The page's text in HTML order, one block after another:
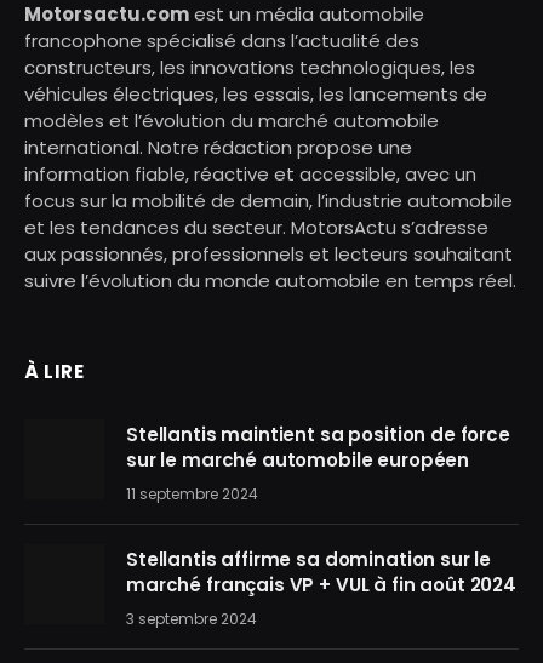
Motorsactu.comest un média automobile
francophone spécialisé dans l’actualité des
constructeurs, les innovations technologiques, les
véhicules électriques, les essais, les lancements de
modèles et l’évolution du marché automobile
international. Notre rédaction propose une
information fiable, réactive et accessible, avec un
focus sur la mobilité de demain, l’industrie automobile
et les tendances du secteur. MotorsActu s’adresse
aux passionnés, professionnels et lecteurs souhaitant
suivre l’évolution du monde automobile en temps réel.
À LIRE
Stellantis maintient sa position de force
sur le marché automobile européen
11 septembre 2024
Stellantis affirme sa domination sur le
marché français VP + VUL à fin août 2024
3 septembre 2024